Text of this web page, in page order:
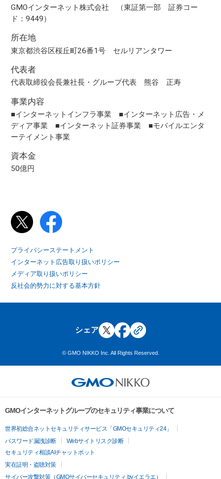
GMOインターネット株式会社 （東証第一部 証券コー
ド：9449）
所在地
東京都渋谷区桜丘町26番1号 セルリアンタワー
代表者
代表取締役会長兼社長・グループ代表 熊谷 正寿
事業内容
■インターネットインフラ事業 ■インターネット広告・メ
ディア事業 ■インターネット証券事業 ■モバイルエンタ
ーテイメント事業
資本金
50億円
プライバシーステートメント
インターネット広告取り扱いポリシー
メディア取り扱いポリシー
反社会的勢力に対する基本方針
シェア
© GMO NIKKO Inc. All Rights Reserved.
GMOインターネットグループのセキュリティ事業について
世界初総合ネットセキュリティサービス「GMOセキュリティ24」
パスワード漏洩診断
Webサイトリスク診断
セキュリティ相談AIチャットボット
実在証明・盗聴対策
サイバー攻撃対策（GMOサイバーセキュリティ byイエラエ）